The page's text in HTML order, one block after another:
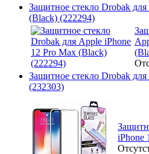
Защитное стекло Drobak
(Black) (222294)
Защитное стекло Drobak
(232303)
iPhone